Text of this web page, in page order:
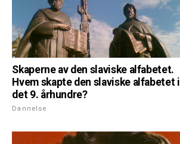
Skaperne av den slaviske alfabetet.
Hvem skapte den slaviske alfabetet i
det 9. århundre?
Dannelse